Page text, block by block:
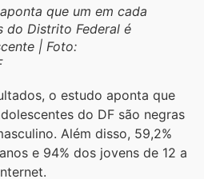
que um em cada
do Distrito Federal é
| Foto:
o estudo aponta que
do DF são negras
Além disso, 59,2%
e 94% dos jovens de 12 a